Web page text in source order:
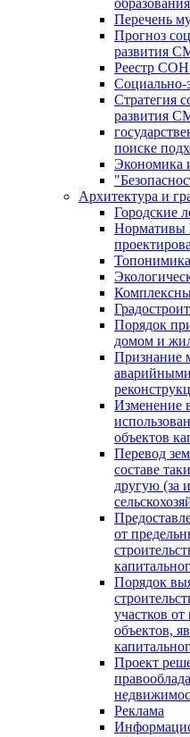
образования
Перечень
Прогноз
развития
Реестр
Социально-
Стратегия
развития
поиске
Экономика
Архитектура и
Городские
Нормативы
Топонимика
Порядок
домом и
Признание
Изменение
объектов
Перевод
составе
другую (за
от
Порядок
участков
объектов,
Проект
Реклама